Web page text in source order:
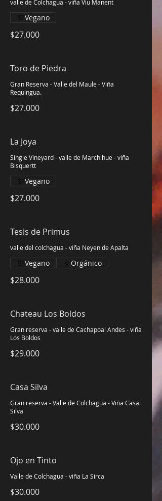
valle de Colchagua - viña Viu Manent
$27.000
Vegano
Toro de Piedra
Gran Reserva - Valle del Maule - Viña
Requingua.
$27.000
La Joya
Single Vineyard - valle de Marchihue - viña
Bisquertt
$27.000
Vegano
Tesis de Primus
valle del colchagua - viña Neyen de Apalta
$28.000
Vegano Orgánico
Chateau Los Boldos
Gran reserva - valle de Cachapoal Andes - viña
Los Boldos
$29.000
Casa Silva
Gran reserva - Valle de Colchagua - Viña Casa
Silva
$30.000
Ojo en Tinto
Valle de Colchagua - viña La Sirca
$30.000